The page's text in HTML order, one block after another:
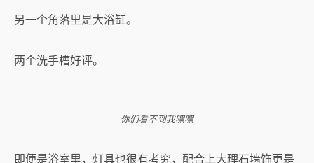
另一个角落里是大浴缸。
两个洗手槽好评。
你们看不到我嘿嘿
即便是浴室里，灯具也很有考究，配合上大理石墙饰更是